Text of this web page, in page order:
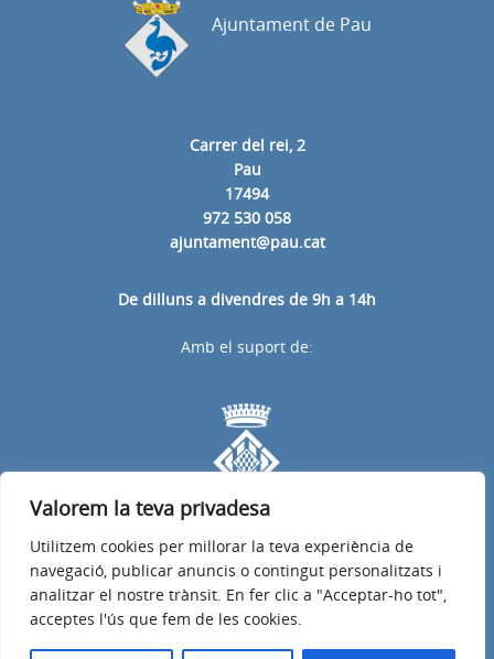
Valorem la teva privadesa
Utilitzem cookies per millorar la teva experiència de
navegació, publicar anuncis o contingut personalitzats i
analitzar el nostre trànsit. En fer clic a "Acceptar-ho tot",
acceptes l'ús que fem de les cookies.
Carrer del rei, 2
Pau
17494
972 530 058
ajuntament@pau.cat
De dilluns a divendres de 9h a 14h
Ajuntament de Pau
Avís legal Política de privacitat
Amb el suport de: